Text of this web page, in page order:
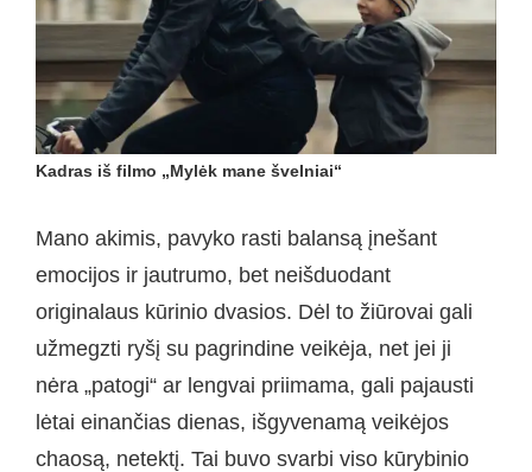
Kadras iš filmo „Mylėk mane švelniai“
Mano akimis, pavyko rasti balansą įnešant
emocijos ir jautrumo, bet neišduodant
originalaus kūrinio dvasios. Dėl to žiūrovai gali
užmegzti ryšį su pagrindine veikėja, net jei ji
nėra „patogi“ ar lengvai priimama, gali pajausti
lėtai einančias dienas, išgyvenamą veikėjos
chaosą, netektį. Tai buvo svarbi viso kūrybinio